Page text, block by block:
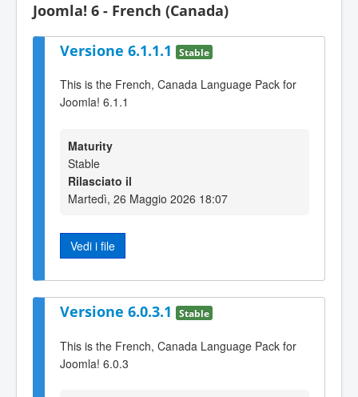
Joomla! 6 - French (Canada)
Versione 6.1.1.1 Stable
This is the French, Canada Language Pack for
Joomla! 6.1.1
Maturity
Stable
Rilasciato il
Martedì, 26 Maggio 2026 18:07
Vedi i file
Versione 6.0.3.1 Stable
This is the French, Canada Language Pack for
Joomla! 6.0.3